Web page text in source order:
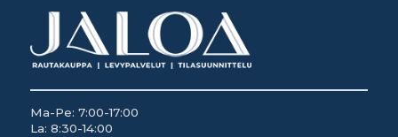
Ma-Pe: 7:00-17:00
La: 8:30-14:00